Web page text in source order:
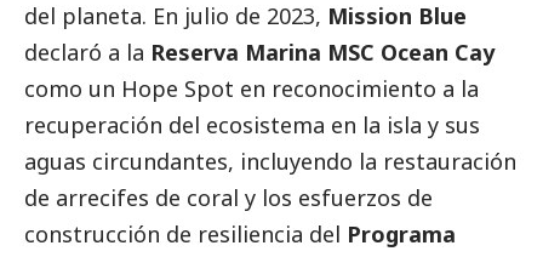
del planeta. En julio de 2023, Mission Blue
declaró a la Reserva Marina MSC Ocean Cay
como un Hope Spot en reconocimiento a la
recuperación del ecosistema en la isla y sus
aguas circundantes, incluyendo la restauración
de arrecifes de coral y los esfuerzos de
construcción de resiliencia del Programa